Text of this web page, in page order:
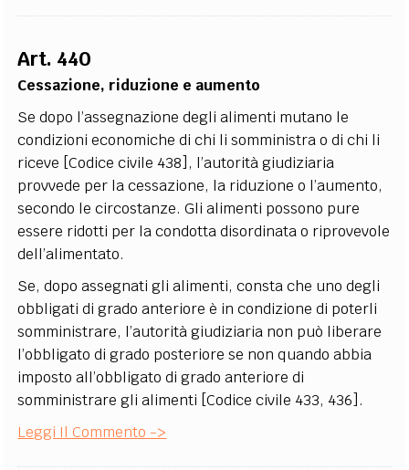
Art. 440
Cessazione, riduzione e aumento
Se dopo l’assegnazione degli alimenti mutano le
condizioni economiche di chi li somministra o di chi li
riceve [Codice civile 438], l’autorità giudiziaria
provvede per la cessazione, la riduzione o l’aumento,
secondo le circostanze. Gli alimenti possono pure
essere ridotti per la condotta disordinata o riprovevole
dell’alimentato.
Se, dopo assegnati gli alimenti, consta che uno degli
obbligati di grado anteriore è in condizione di poterli
somministrare, l’autorità giudiziaria non può liberare
l’obbligato di grado posteriore se non quando abbia
imposto all’obbligato di grado anteriore di
somministrare gli alimenti [Codice civile 433, 436].
Leggi Il Commento ->